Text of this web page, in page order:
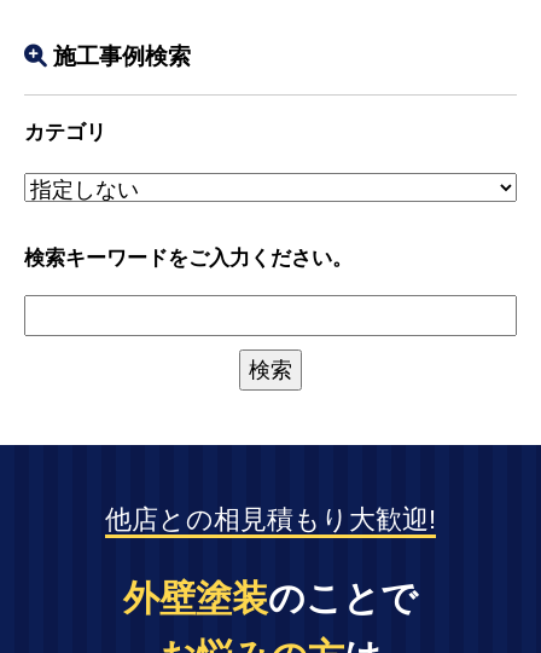
施工事例検索
カテゴリ
検索キーワードをご入力ください。
他店との相見積もり大歓迎!
外壁塗装のことで